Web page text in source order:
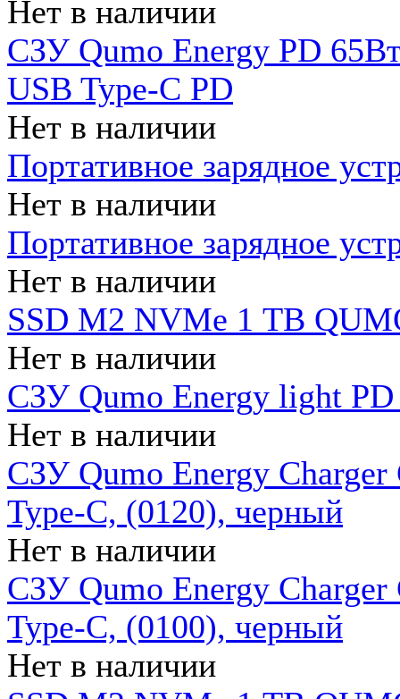
Нет в наличии
СЗУ Qumo Energy PD
USB Type-C PD
Нет в наличии
Портативное зарядное
Нет в наличии
Портативное зарядное
Нет в наличии
SSD M2 NVMe 1 ТB
Нет в наличии
СЗУ Qumo Energy light PD
Нет в наличии
СЗУ Qumo Energy
Type-C, (0120), черный
Нет в наличии
СЗУ Qumo Energy
Type-C, (0100), черный
Нет в наличии